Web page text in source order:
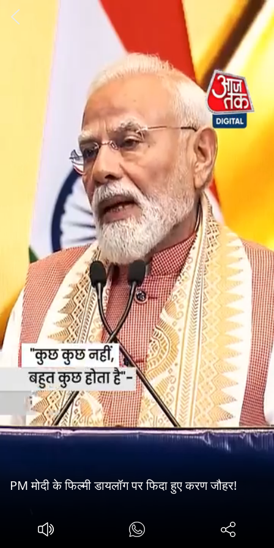
PM मोदी के फिल्मी डायलॉग पर फिदा हुए करण जौहर!